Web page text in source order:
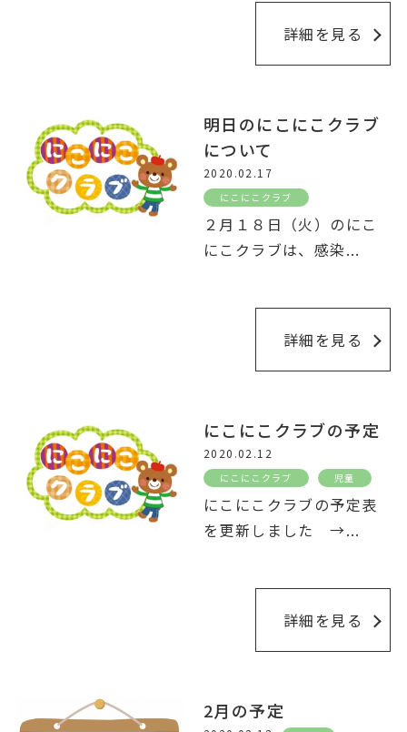
詳細を見る
明日のにこにこクラブ
について
2020.02.17
にこにこクラブ
２月１８日（火）のにこ
にこクラブは、感染...
詳細を見る
にこにこクラブの予定
2020.02.12
にこにこクラブ 児童
にこにこクラブの予定表
を更新しました →...
詳細を見る
2月の予定